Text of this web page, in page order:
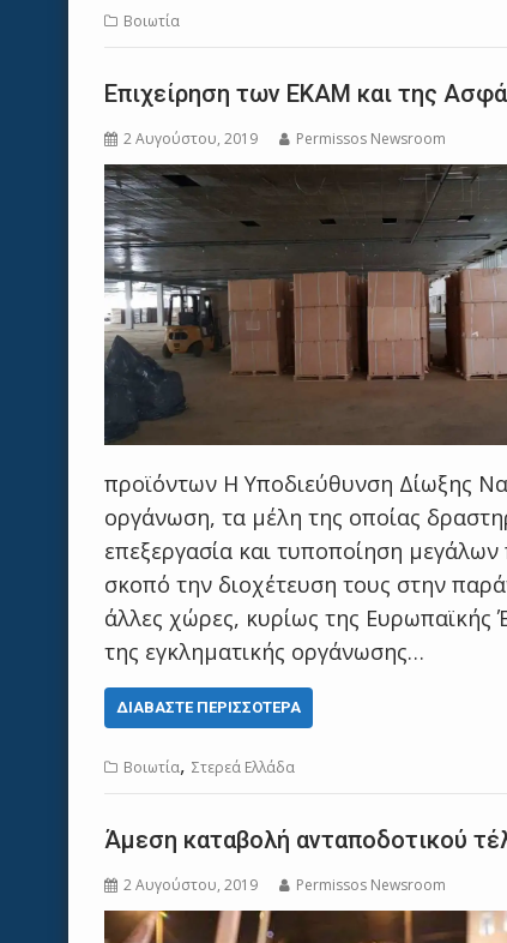
Βοιωτία
Επιχείρηση των ΕΚΑΜ και της
2 Αυγούστου, 2019 Permissos Newsroom
προϊόντων H Υποδιεύθυνση Δίωξης
οργάνωση, τα μέλη της οποίας
επεξεργασία και τυποποίηση
σκοπό την διοχέτευση τους στην
άλλες χώρες, κυρίως της
της εγκληματικής οργάνωσης…
ΔΙΑΒΆΣΤΕ ΠΕΡΙΣΣΌΤΕΡΑ
Βοιωτία, Στερεά Ελλάδα
Άμεση καταβολή ανταποδοτικού
2 Αυγούστου, 2019 Permissos Newsroom